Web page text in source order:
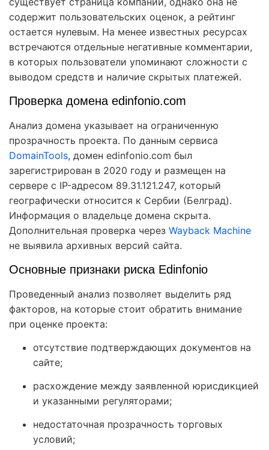
содержит пользовательских оценок, а рейтинг
остается нулевым. На менее известных ресурсах
встречаются отдельные негативные комментарии,
в которых пользователи упоминают сложности с
выводом средств и наличие скрытых платежей.
Проверка домена edinfonio.com
Анализ домена указывает на ограниченную
прозрачность проекта. По данным сервиса
DomainTools, домен edinfonio.com был
зарегистрирован в 2020 году и размещен на
сервере с IP-адресом 89.31.121.247, который
географически относится к Сербии (Белград).
Информация о владельце домена скрыта.
Дополнительная проверка через Wayback Machine
не выявила архивных версий сайта.
Основные признаки риска Edinfonio
Проведенный анализ позволяет выделить ряд
факторов, на которые стоит обратить внимание
при оценке проекта:
отсутствие подтверждающих документов на
сайте;
расхождение между заявленной юрисдикцией
и указанными регуляторами;
недостаточная прозрачность торговых
условий;